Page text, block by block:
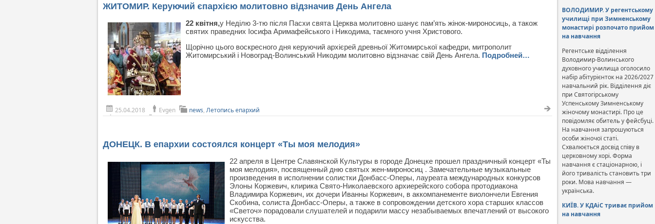
ЖИТОМИР. Керуючий єпархією молитовно відзначив День Ангела
22 квітня,у Неділю 3-тю після Пасхи свята Церква молитовно шанує пам’ять жінок-мироносиць, а також
святих праведних Іосифа Аримафейського і Никодима, таємного учня Христового.
Щорічно цього воскресного дня керуючий архієрей древньої Житомирської кафедри, митрополит
Житомирський і Новоград-Волинський Никодим молитовно відзначає свій День Ангела. Подробней…
25.04.2018 Evgen news, Летопись епархий
ДОНЕЦК. В епархии состоялся концерт «Ты моя мелодия»
22 апреля в Центре Славянской Культуры в городе Донецке прошел праздничный концерт «Ты
моя мелодия», посвященный дню святых жен-мироносиц . Замечательные музыкальные
произведения в исполнении солистки Донбасс-Оперы, лауреата международных конкурсов
Элоны Коржевич, клирика Свято-Николаевского архиерейского собора протодиакона
Владимира Коржевич, их дочери Иванны Коржевич, в аккомпанементе виолончели Евгения
Скобина, солиста Донбасс-Оперы, а также в сопровождении детского хора старших классов
«Светоч» порадовали слушателей и подарили массу незабываемых впечатлений от высокого
искусства.
ВОЛОДИМИР. У регентському
училищі при Зимненському
монастирі розпочато прийом
на навчання
Регентське відділення
Володимир-Волинського
духовного училища оголосило
набір абітурієнток на 2026/2027
навчальний рік. Відділення діє
при Святогірському
Успенському Зимненському
жіночому монастирі. Про це
повідомляє обитель у фейсбуці.
На навчання запрошуються
особи жіночої статі.
Схвалюється досвід співу в
церковному хорі. Форма
навчання є стаціонарною, і
його тривалість становить три
роки. Мова навчання —
українська.
КИЇВ. У КДАіС триває прийом
на навчання